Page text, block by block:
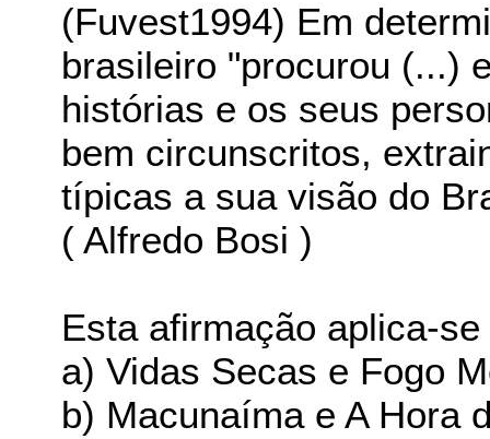
(Fuvest1994) Em
brasileiro "procurou (...)
histórias e os seus
bem circunscritos,
típicas a sua visão do
( Alfredo Bosi )
Esta afirmação aplica-se
a) Vidas Secas e Fogo
b) Macunaíma e A Hora